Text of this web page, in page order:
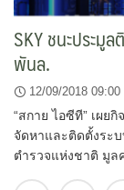
SKY ชนะประมู
พันล.
12/09/2018 09:00
“สกาย ไอซีที” เผย
จัดหาและติดตั้งระ
ตำรวจแห่งชาติ มูล